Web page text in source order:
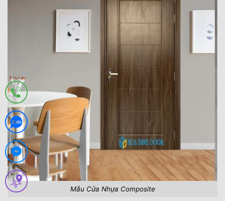
Mẫu Cửa Nhựa Composite